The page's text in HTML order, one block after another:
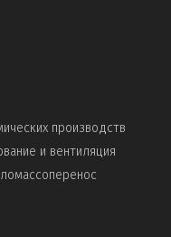
производств
и вентиляция